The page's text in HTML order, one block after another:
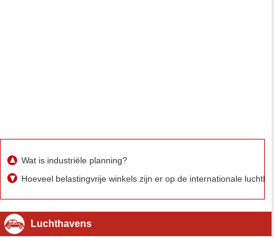
Wat is industriële planning?
Hoeveel belastingvrije winkels zijn er op de internationale
Luchthavens